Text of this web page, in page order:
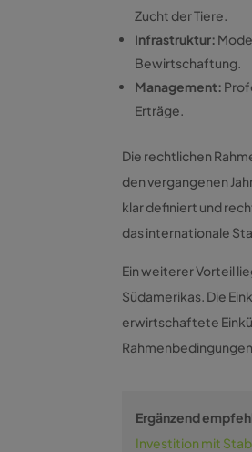
Zucht der Tiere.
Infrastruktur:
Bewirtschaftung.
Management:
Erträge.
Die rechtlichen
den vergangenen
klar definiert und
das internationale
Ein weiterer Vorteil
Südamerikas. Die
erwirtschaftete
Ergänzend
Investition mit